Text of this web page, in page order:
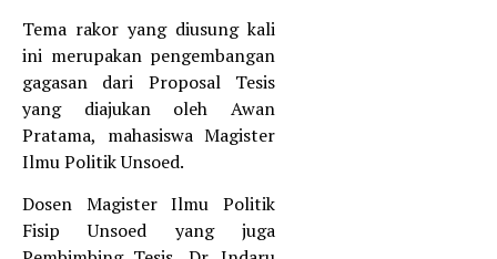
Tema rakor yang diusung kali
ini merupakan pengembangan
gagasan dari Proposal Tesis
yang diajukan oleh Awan
Pratama, mahasiswa Magister
Ilmu Politik Unsoed.
Dosen Magister Ilmu Politik
Fisip Unsoed yang juga